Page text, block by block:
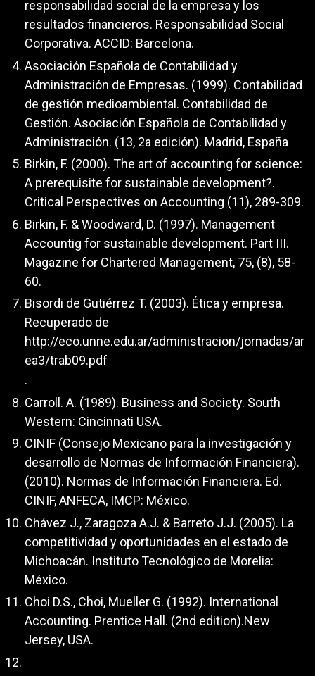
responsabilidad social de la empresa y los
resultados financieros. Responsabilidad Social
Corporativa. ACCID: Barcelona.
Asociación Española de Contabilidad y
Administración de Empresas. (1999). Contabilidad
de gestión medioambiental. Contabilidad de
Gestión. Asociación Española de Contabilidad y
Administración. (13, 2a edición). Madrid, España
Birkin, F. (2000). The art of accounting for science:
A prerequisite for sustainable development?.
Critical Perspectives on Accounting (11), 289-309.
Birkin, F. & Woodward, D. (1997). Management
Accountig for sustainable development. Part III.
Magazine for Chartered Management, 75, (8), 58-
60.
Bisordi de Gutiérrez T. (2003). Ética y empresa.
Recuperado de
http://eco.unne.edu.ar/administracion/jornadas/ar
ea3/trab09.pdf
.
Carroll. A. (1989). Business and Society. South
Western: Cincinnati USA.
CINIF (Consejo Mexicano para la investigación y
desarrollo de Normas de Información Financiera).
(2010). Normas de Información Financiera. Ed.
CINIF, ANFECA, IMCP: México.
Chávez J., Zaragoza A.J. & Barreto J.J. (2005). La
competitividad y oportunidades en el estado de
Michoacán. Instituto Tecnológico de Morelia:
México.
Choi D.S., Choi, Mueller G. (1992). International
Accounting. Prentice Hall. (2nd edition).New
Jersey, USA.